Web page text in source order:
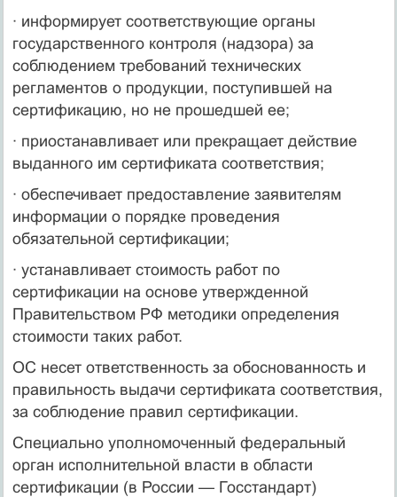
· информирует соответствующие органы
государственного контроля (надзора) за
соблюдением требований технических
регламентов о продукции, поступившей на
сертификацию, но не прошедшей ее;
· приостанавливает или прекращает действие
выданного им сертификата соответствия;
· обеспечивает предоставление заявителям
информации о порядке проведения
обязательной сертификации;
· устанавливает стоимость работ по
сертификации на основе утвержденной
Правительством РФ методики определения
стоимости таких работ.
ОС несет ответственность за обоснованность и
правильность выдачи сертификата соответствия,
за соблюдение правил сертификации.
Специально уполномоченный федеральный
орган исполнительной власти в области
сертификации (в России — Госстандарт)